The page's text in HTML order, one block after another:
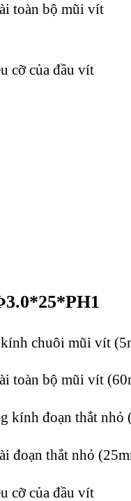
toàn bộ mũi vít
cỡ của đầu vít
chuôi mũi vít
toàn bộ mũi vít
kính đoạn thắt nhỏ
đoạn thắt nhỏ
cỡ của đầu vít